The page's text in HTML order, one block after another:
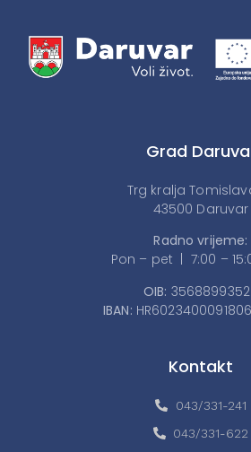
Grad
Trg kralja
43500 Daruvar
Radno vrijeme:
Pon – pet | 7:00 –
OIB:
IBAN:
Kontakt
043/331-241
043/331-622